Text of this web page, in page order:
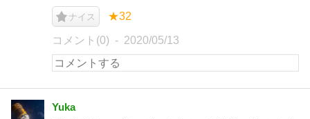
ナイス ★32
コメント(0) 2020/05/13
Yuka